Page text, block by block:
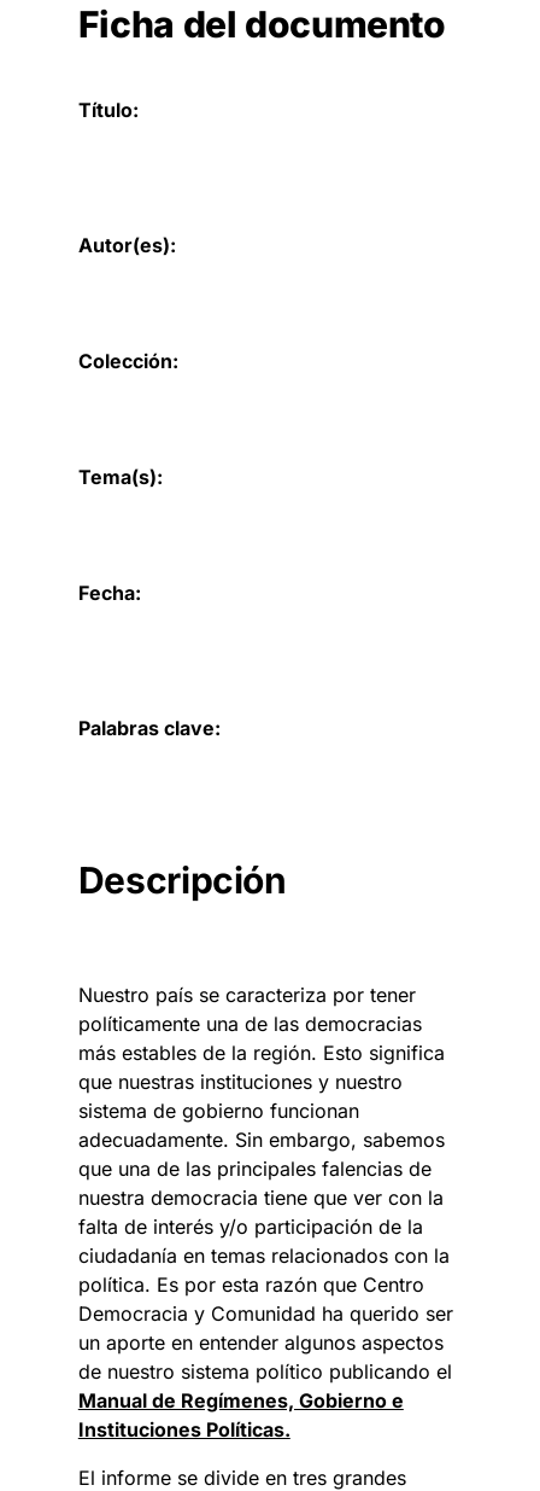
Ficha del documento
Título:
Autor(es):
Colección:
Tema(s):
Fecha:
Palabras clave:
Descripción
Nuestro país se caracteriza por tener
políticamente una de las democracias
más estables de la región. Esto significa
que nuestras instituciones y nuestro
sistema de gobierno funcionan
adecuadamente. Sin embargo, sabemos
que una de las principales falencias de
nuestra democracia tiene que ver con la
falta de interés y/o participación de la
ciudadanía en temas relacionados con la
política. Es por esta razón que Centro
Democracia y Comunidad ha querido ser
un aporte en entender algunos aspectos
de nuestro sistema político publicando el
Manual de Regímenes, Gobierno e
Instituciones Políticas.
El informe se divide en tres grandes